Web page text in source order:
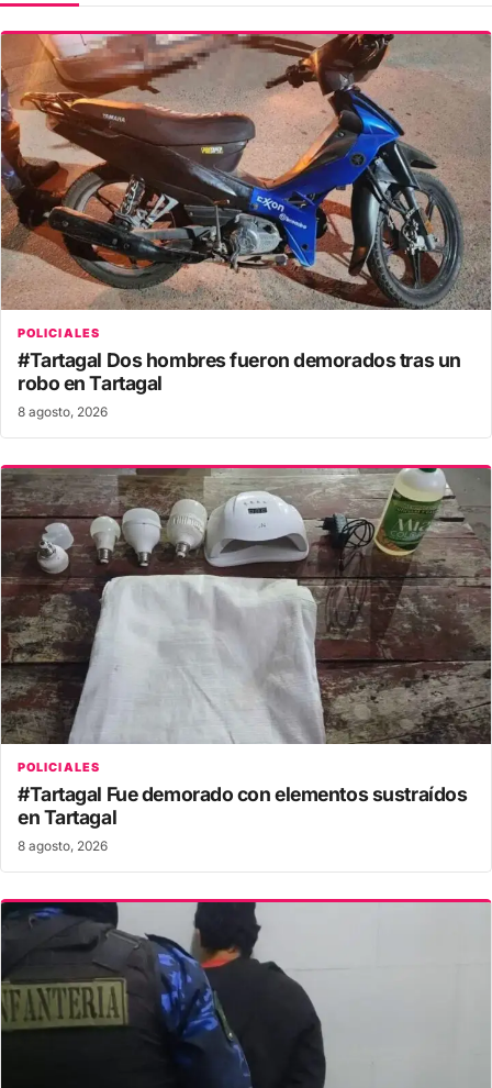
POLICIALES
#Tartagal Dos hombres fueron demorados tras un
robo en Tartagal
8 agosto, 2026
POLICIALES
#Tartagal Fue demorado con elementos sustraídos
en Tartagal
8 agosto, 2026